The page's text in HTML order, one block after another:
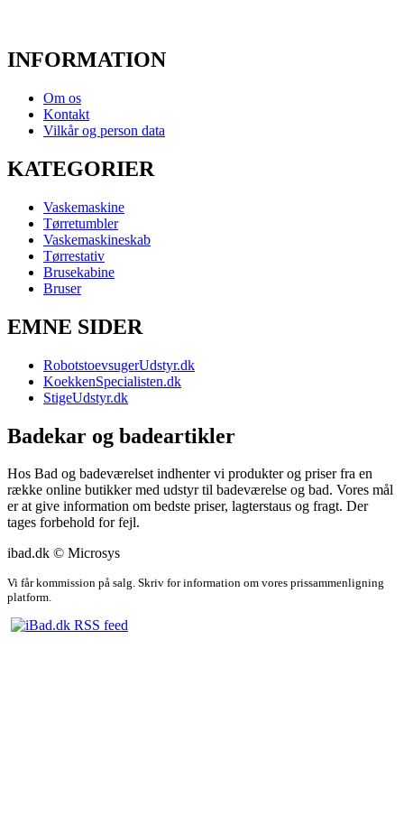
INFORMATION
Om os
Kontakt
Vilkår og person data
KATEGORIER
Vaskemaskine
Tørretumbler
Vaskemaskineskab
Tørrestativ
Brusekabine
Bruser
EMNE SIDER
RobotstoevsugerUdstyr.dk
KoekkenSpecialisten.dk
StigeUdstyr.dk
Badekar og badeartikler
Hos Bad og badeværelset indhenter vi produkter og priser fra en
række online butikker med udstyr til badeværelse og bad. Vores mål
er at give information om bedste priser, lagterstaus og fragt. Der
tages forbehold for fejl.
ibad.dk © Microsys
Vi får kommission på salg. Skriv for information om vores prissammenligning
platform.